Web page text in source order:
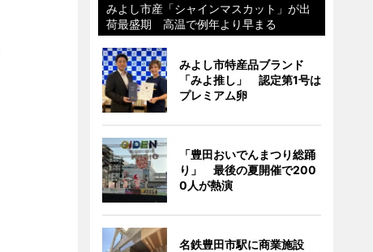
みよし市産「シャインマスカット」が出
荷最盛期 高温で例年より早まる
みよし市特産品ブランド
「みよ推し」 認定第1号は
プレミアム卵
「豊田おいでんまつり総踊
り」 最後の夏開催で200
0人が熱演
名鉄豊田市駅に商業施設